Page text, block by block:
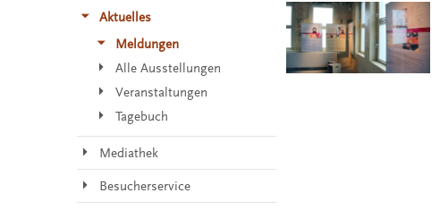
Aktuelles
Meldungen
Alle Ausstellungen
Veranstaltungen
Tagebuch
Mediathek
Besucherservice